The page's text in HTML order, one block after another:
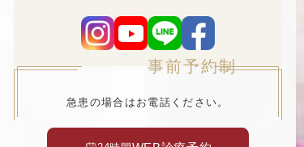
事前予約制
急患の場合はお電話ください。